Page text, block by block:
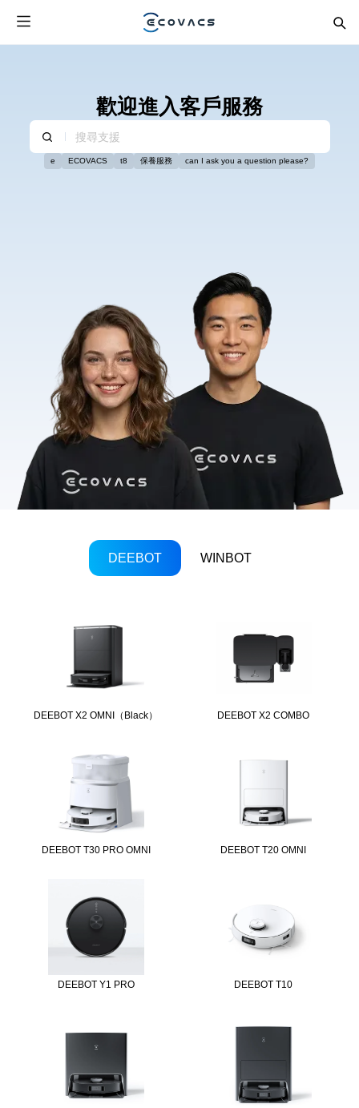
歡迎進入客戶服務
e ECOVACS t8 保養服務 can I ask you a question please?
DEEBOT WINBOT
DEEBOT X2 OMNI（Black） DEEBOT X2 COMBO
DEEBOT T30 PRO OMNI DEEBOT T20 OMNI
DEEBOT Y1 PRO DEEBOT T10